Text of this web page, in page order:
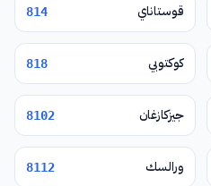
قوستاناي 814
كوكتوبي 818
جيزكازغان 8102
ورالسك 8112